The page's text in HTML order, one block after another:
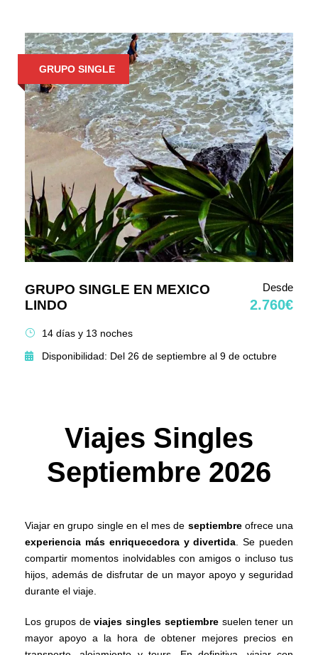
GRUPO SINGLE
GRUPO SINGLE EN MEXICO
LINDO
Desde
2.760€
14 días y 13 noches
Disponibilidad: Del 26 de septiembre al 9 de octubre
Viajes Singles
Septiembre 2026
Viajar en grupo single en el mes de septiembreofrece una
experiencia más enriquecedora y divertida . Se pueden
compartir momentos inolvidables con amigos o incluso tus
hijos, además de disfrutar de un mayor apoyo y seguridad
durante el viaje.
Los grupos deviajes singles septiembresuelen tener un
mayor apoyo a la hora de obtener mejores precios en